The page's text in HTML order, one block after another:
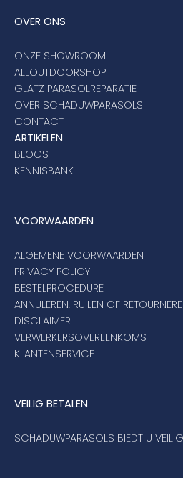
OVER ONS
ONZE SHOWROOM
ALLOUTDOORSHOP
GLATZ PARASOLREPARATIE
OVER SCHADUWPARASOLS
CONTACT
ARTIKELEN
BLOGS
KENNISBANK
VOORWAARDEN
ALGEMENE VOORWAARDEN
PRIVACY POLICY
BESTELPROCEDURE
ANNULEREN, RUILEN OF
DISCLAIMER
VERWERKERSOVEREENKOMST
KLANTENSERVICE
VEILIG BETALEN
SCHADUWPARASOLS BIEDT U